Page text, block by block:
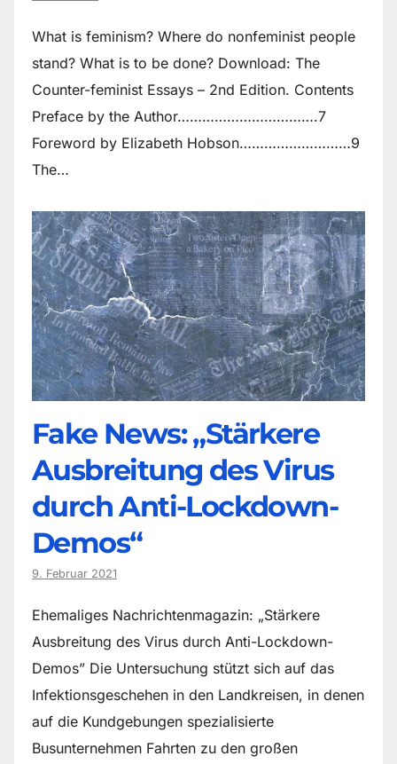
What is feminism? Where do non­feminist people
stand? What is to be done? Download: The
Counter-feminist Essays – 2nd Edition. Contents
Preface by the Author…………………………….7
Foreword by Elizabeth Hobson………………………9
The…
Fake News: „Stärkere
Ausbreitung des Virus
durch Anti-Lockdown-
Demos“
9. Februar 2021
Ehemaliges Nachrichtenmagazin: „Stärkere
Ausbreitung des Virus durch Anti-Lockdown-
Demos” Die Untersuchung stützt sich auf das
Infektionsgeschehen in den Landkreisen, in denen
auf die Kundgebungen spezialisierte
Busunternehmen Fahrten zu den großen